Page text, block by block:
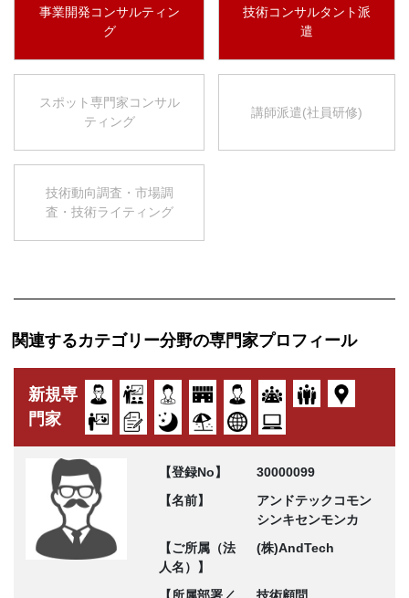
事業開発コンサルティン
グ
技術コンサルタント派
遣
スポット専門家コンサル
ティング
講師派遣(社員研修)
技術動向調査・市場調
査・技術ライティング
関連するカテゴリー分野の専門家プロフィール
新規専
門家
【登録No】
30000099
【名前】
アンドテックコモン
シンキセンモンカ
【ご所属（法
人名）】
(株)AndTech
【所属部署／ 技術顧問